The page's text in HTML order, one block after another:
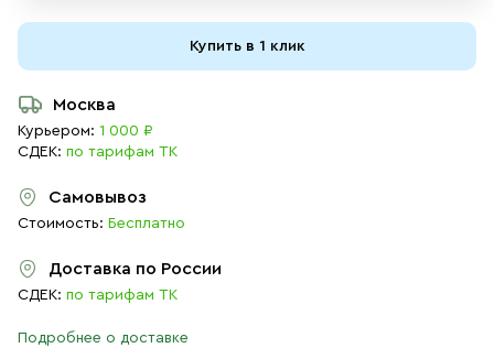
Купить в 1 клик
Москва
Курьером: 1 000 ₽
СДЕК: по тарифам ТК
Самовывоз
Стоимость: Бесплатно
Доставка по России
СДЕК: по тарифам ТК
Подробнее о доставке